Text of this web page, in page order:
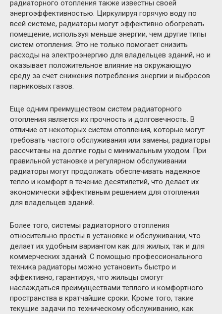
радиаторного отопления также известны своей
энергоэффективностью. Циркулируя горячую воду по
всей системе, радиаторы могут эффективно обогревать
помещение, используя меньше энергии, чем другие типы
систем отопления. Это не только помогает снизить
расходы на электроэнергию для владельцев зданий, но и
оказывает положительное влияние на окружающую
среду за счет снижения потребления энергии и выбросов
парниковых газов.
Еще одним преимуществом систем радиаторного
отопления является их прочность и долговечность. В
отличие от некоторых систем отопления, которые могут
требовать частого обслуживания или замены, радиаторы
рассчитаны на долгие годы с минимальным уходом. При
правильной установке и регулярном обслуживании
радиаторы могут продолжать обеспечивать надежное
тепло и комфорт в течение десятилетий, что делает их
экономически эффективным решением для отопления
для владельцев зданий.
Более того, системы радиаторного отопления
относительно просты в установке и обслуживании, что
делает их удобным вариантом как для жилых, так и для
коммерческих зданий. С помощью профессионального
техника радиаторы можно установить быстро и
эффективно, гарантируя, что жильцы смогут
наслаждаться преимуществами теплого и комфортного
пространства в кратчайшие сроки. Кроме того, такие
текущие задачи по техническому обслуживанию, как